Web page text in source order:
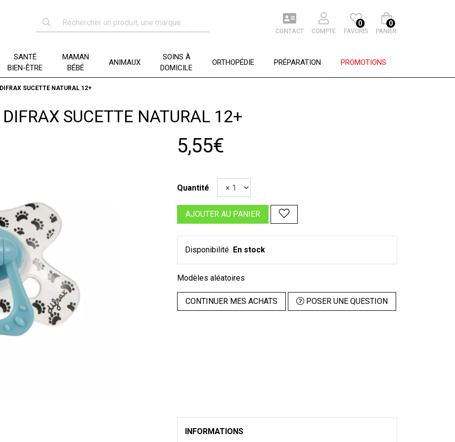
CONTACT COMPTE FAVORIS
0
PANIER
0
SANTÉ
BIEN-ÊTRE
MAMAN
BÉBÉ
ANIMAUX
SOINS À
DOMICILE
ORTHOPÉDIE PRÉPARATION PROMOTIONS
DIFRAX SUCETTE NATURAL 12+
DIFRAX SUCETTE NATURAL 12+
5,55€
Quantité
AJOUTER AU PANIER
Disponibilité En stock
Modèles aléatoires
CONTINUER MES ACHATS POSER UNE QUESTION
INFORMATIONS